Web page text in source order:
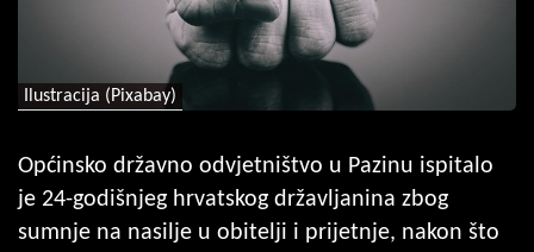
Ilustracija (Pixabay)
Općinsko državno odvjetništvo u Pazinu ispitalo
je 24-godišnjeg hrvatskog državljanina zbog
sumnje na nasilje u obitelji i prijetnje, nakon što